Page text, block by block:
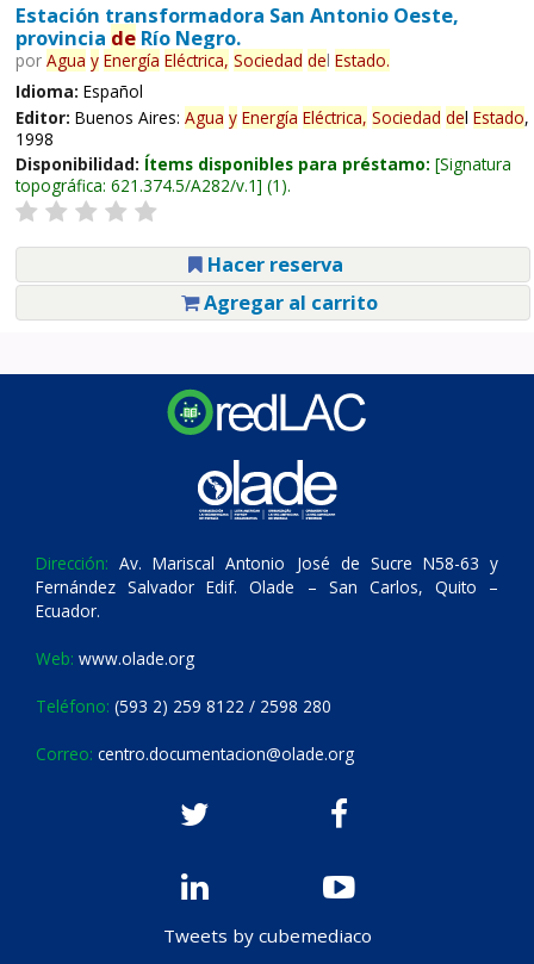
Estación transformadora San Antonio Oeste,
provincia deRío Negro.
por Agua y Energía Eléctrica, Sociedad del Estado.
Idioma: Español
Editor: Buenos Aires: Agua y Energía Eléctrica, Sociedad del Estado,
1998
Disponibilidad: Ítems disponibles para préstamo: Signatura
topográfica: 621.374.5/A282/v.1 (1).
Hacer reserva
Agregar al carrito
Dirección: Av. Mariscal Antonio José de Sucre N58-63 y
Fernández Salvador Edif. Olade – San Carlos, Quito –
Ecuador.
Web: www.olade.org
Teléfono: (593 2) 259 8122 / 2598 280
Correo: centro.documentacion@olade.org
Tweets by cubemediaco